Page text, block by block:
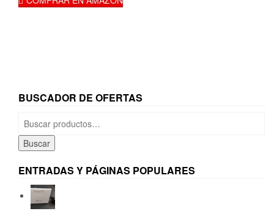
BUSCADOR DE OFERTAS
por:
Buscar
ENTRADAS Y PÁGINAS POPULARES